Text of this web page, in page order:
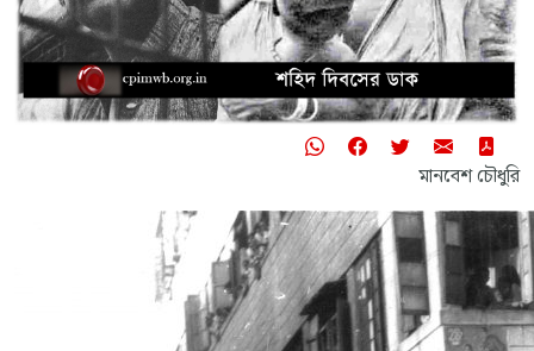
মানবেশ চৌধুরি